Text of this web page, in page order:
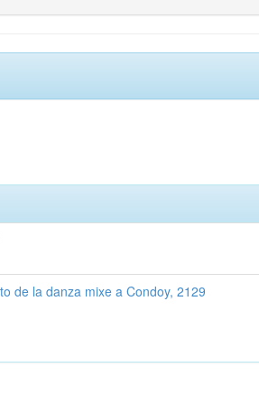
de la danza mixe a Condoy, 2129